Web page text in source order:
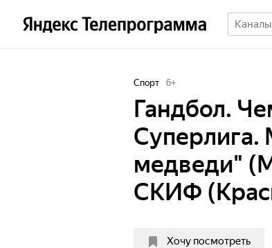
Спорт 6+
Гандбол.
медведи"
СКИФ
Хочу посмотреть